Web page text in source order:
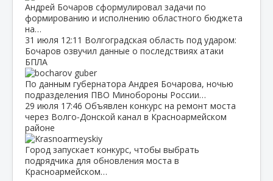
Андрей Бочаров сформулировал задачи по
формированию и исполнению областного бюджета
на…
31 июля 12:11 Волгоградская область под ударом:
Бочаров озвучил данные о последствиях атаки
БПЛА
По данным губернатора Андрея Бочарова, ночью
подразделения ПВО Минобороны России…
29 июля 17:46 Объявлен конкурс на ремонт моста
через Волго‑Донской канал в Красноармейском
районе
Город запускает конкурс, чтобы выбрать
подрядчика для обновления моста в
Красноармейском…